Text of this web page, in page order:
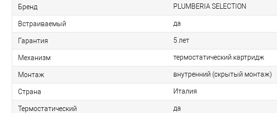
Бренд PLUMBERIA SELECTION
Встраиваемый да
Гарантия 5 лет
Механизм термостатический картридж
Монтаж внутренний (скрытый монтаж)
Страна Италия
Термостатический да